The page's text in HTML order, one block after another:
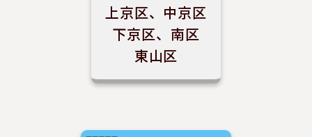
上京区、中京区
下京区、南区
東山区